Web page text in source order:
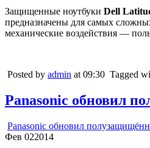
Защищенные ноутбуки Dell
предназначены для самых
механические воздействия —
Posted by admin at 09:30 Tagged
Panasonic обновил
Panasonic обновил
Фев 022014